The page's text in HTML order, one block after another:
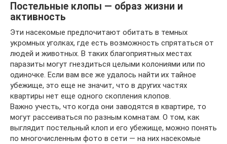
Постельные клопы — образ жизни и
активность
Эти насекомые предпочитают обитать в темных
укромных уголках, где есть возможность спрятаться от
людей и животных. В таких благоприятных местах
паразиты могут гнездиться целыми колониями или по
одиночке. Если вам все же удалось найти их тайное
убежище, это еще не значит, что в других частях
квартиры нет еще одного скопления клопов.
Важно учесть, что когда они заводятся в квартире, то
могут рассеиваться по разным комнатам. О том, как
выглядит постельный клоп и его убежище, можно понять
по многочисленным фото в сети — на них насекомые